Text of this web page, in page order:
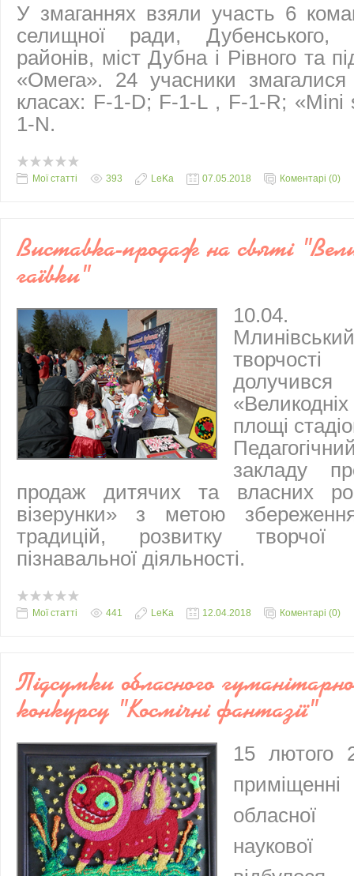
У змаганнях взяли участь 6
селищної ради, Дубенського,
районів, міст Дубна і Рівного та
«Омега». 24 учасники
класах: F-1-D; F-1-L , F-1-R;
1-N.
Мої статті 393 LeKa 07.05.2018 Коментарі (0)
Виставка-продаж на святі
гаївки"
10.04.
долучився
площі
закладу
продаж дитячих та власних
візерунки» з метою
традицій, розвитку творчої
пізнавальної діяльності.
Мої статті 441 LeKa 12.04.2018 Коментарі (0)
Підсумки обласного
конкурсу "Космічні фантазії"
15 лютого
обласної